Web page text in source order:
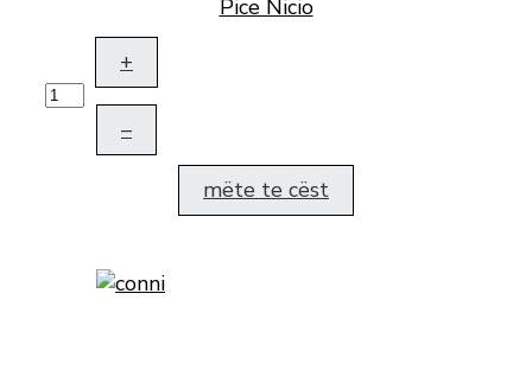
Pice Nicio
+
–
mëte te cëst